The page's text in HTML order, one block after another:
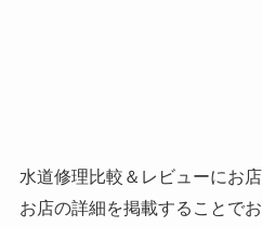
水道修理比較＆レビューにお
お店の詳細を掲載することで